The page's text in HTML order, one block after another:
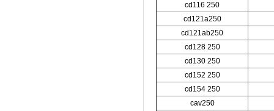
cd116 250
cd121a250
cd121ab250
cd128 250
cd130 250
cd152 250
cd154 250
cav250